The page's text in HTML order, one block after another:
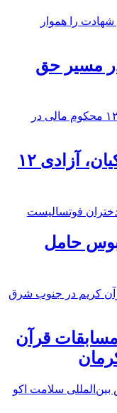
مسیر حق
بخشش ۸ میلیارد تومانی شاکیان، آزادی ۱۲
حامل
قرآن